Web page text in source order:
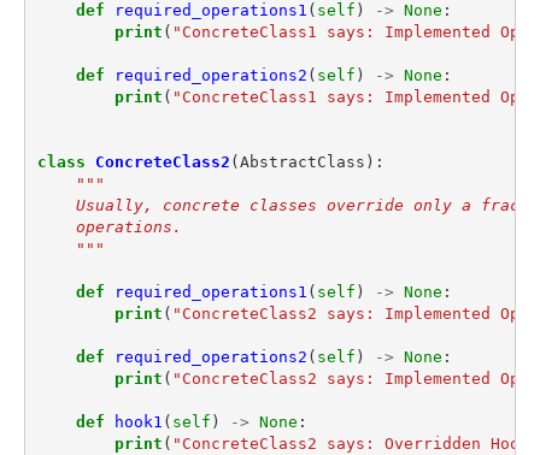
def required_operations1 ( self ) -> None :
print ( "ConcreteClass1 says: Implemented
def required_operations2 ( self ) -> None :
print ( "ConcreteClass1 says: Implemented
class ConcreteClass2 ( AbstractClass ):
"""
Usually, concrete classes override only a
    operations.
    """
def required_operations1 ( self ) -> None :
print ( "ConcreteClass2 says: Implemented
def required_operations2 ( self ) -> None :
print ( "ConcreteClass2 says: Implemented
def hook1 ( self ) -> None :
print ( "ConcreteClass2 says: Overridden